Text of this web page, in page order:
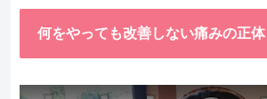
何をやっても改善しない痛みの正体